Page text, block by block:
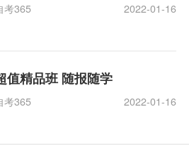
考365 2022-01-16
值精品班 随报随学
考365 2022-01-16